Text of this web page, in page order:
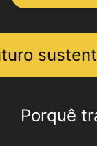
e
Porquê